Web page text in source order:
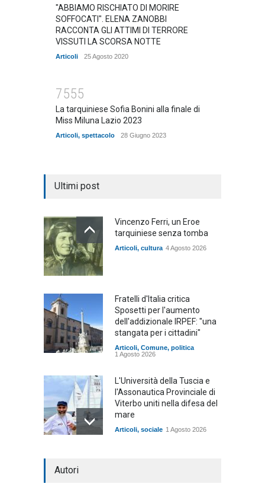
"ABBIAMO RISCHIATO DI MORIRE
SOFFOCATI". ELENA ZANOBBI
RACCONTA GLI ATTIMI DI TERRORE
VISSUTI LA SCORSA NOTTE
Articoli 25 Agosto 2020
7555
La tarquiniese Sofia Bonini alla finale di
Miss Miluna Lazio 2023
Articoli, spettacolo 28 Giugno 2023
Ultimi post
Vincenzo Ferri, un Eroe
tarquiniese senza tomba
Articoli, cultura 4 Agosto 2026
Fratelli d'Italia critica
Sposetti per l'aumento
dell'addizionale IRPEF: "una
stangata per i cittadini"
Articoli, Comune, politica
1 Agosto 2026
L'Università della Tuscia e
l'Assonautica Provinciale di
Viterbo uniti nella difesa del
mare
Articoli, sociale 1 Agosto 2026
Autori